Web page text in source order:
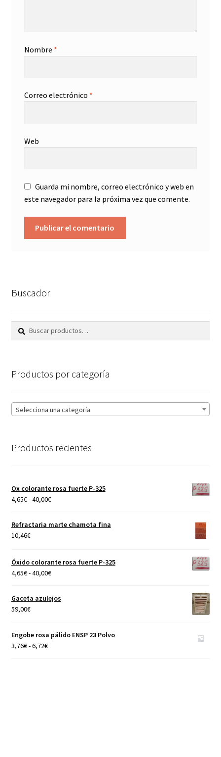
Nombre *
Correo electrónico *
Web
Guarda mi nombre, correo electrónico y web en
este navegador para la próxima vez que comente.
Buscador
Buscar
Buscar
Productos por categoría
Selecciona una categoría
Productos recientes
Ox colorante rosa fuerte P-325
4,65€-40,00€Rango
precios:
40,00€
Refractaria marte chamota fina
10,46€
Óxido colorante rosa fuerte P-325
4,65€-40,00€Rango
precios:
desde
40,00€
Gaceta azulejos
59,00€
Engobe rosa pálido ENSP 23 Polvo
3,76€-6,72€Rango